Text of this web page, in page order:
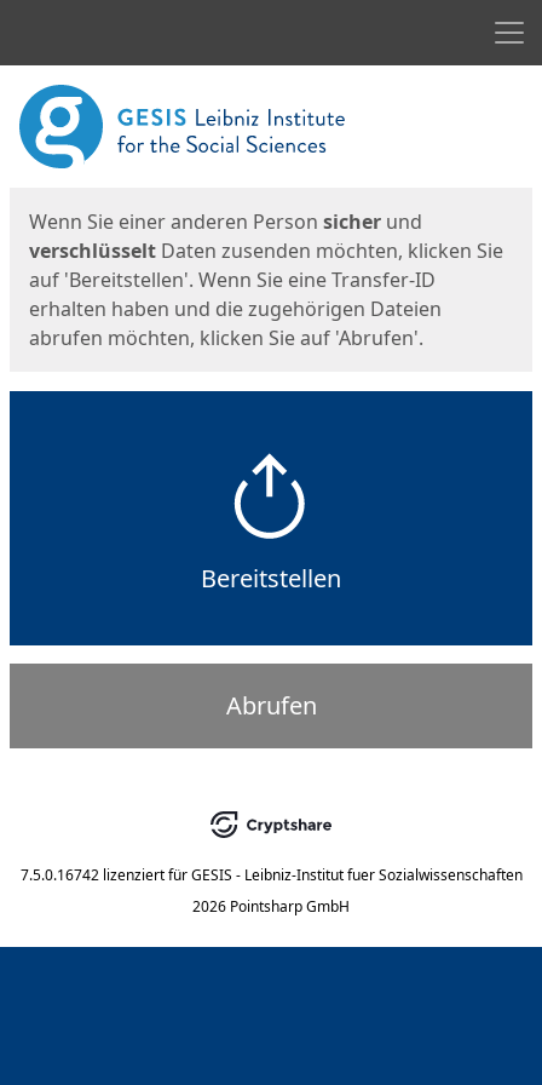
Start
Wenn Sie einer anderen Person sicher und
verschlüsselt Daten zusenden möchten, klicken Sie
auf 'Bereitstellen'. Wenn Sie eine Transfer-ID
erhalten haben und die zugehörigen Dateien
abrufen möchten, klicken Sie auf 'Abrufen'.
Bereitstellen
Abrufen
7.5.0.16742 lizenziert für GESIS - Leibniz-Institut fuer Sozialwissenschaften
2026 Pointsharp GmbH